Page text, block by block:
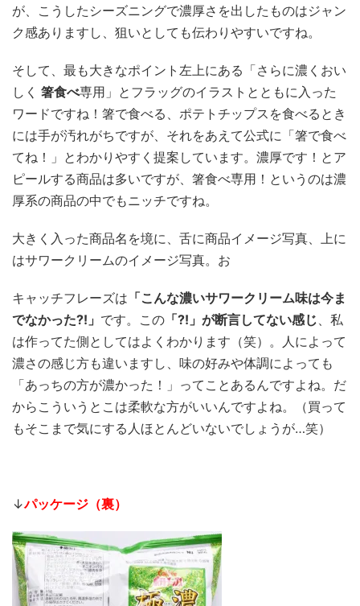
が、こうしたシーズニングで濃厚さを出したものはジャン
ク感ありますし、狙いとしても伝わりやすいですね。
そして、最も大きなポイント左上にある「さらに濃くおい
しく 箸食べ専用」とフラッグのイラストとともに入った
ワードですね！箸で食べる、ポテトチップスを食べるとき
には手が汚れがちですが、それをあえて公式に「箸で食べ
てね！」とわかりやすく提案しています。濃厚です！とア
ピールする商品は多いですが、箸食べ専用！というのは濃
厚系の商品の中でもニッチですね。
大きく入った商品名を境に、舌に商品イメージ写真、上に
はサワークリームのイメージ写真。お
キャッチフレーズは 「こんな濃いサワークリーム味は今ま
でなかった⁈」 です。この 「⁈」が断言してない感じ、私
は作ってた側としてはよくわかります（笑）。人によって
濃さの感じ方も違いますし、味の好みや体調によっても
「あっちの方が濃かった！」ってことあるんですよね。だ
からこういうとこは柔軟な方がいいんですよね。（買って
もそこまで気にする人ほとんどいないでしょうが…笑）
↓パッケージ（裏）